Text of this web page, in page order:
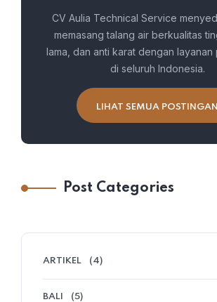
CV Aulia Technical Service
memasang talang air berkualitas
lama, dan anti karat dengan
di seluruh Indonesia.
LIHAT SEMUA POSTINGAN
Post Categories
ARTIKEL (4)
BALI (5)